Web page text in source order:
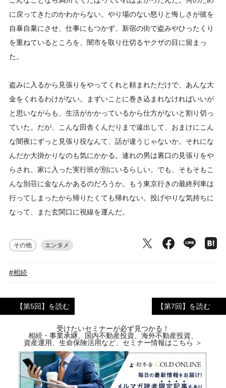
に戻ってきたのかわからない。やり場のない怒りと悔しさが彼を
自暴自棄にさせ、仕事にもつかず、新宿の街で盗みやひったくり
を重ねているところを、闇市を取り仕切るヤクザの目に留まっ
た。
盗みに入るから見張りをやってくれと頼まれただけで、あんな大
金をくれるわけがない。まずいことに巻き込まれなければいいが
と思いながらも、生活がかかっているから仕方がないと割り切っ
ていた。だが、こんな田舎くんだりまで遠出して、おまけにこん
な闇夜にずっと見張り役なんて、話が違うじゃないか。それにな
んだか大掛かりなのも気にかかる。連れの男は裏口の見張りをや
らされ、家に入った実行班が別にいるらしい。でも、そもそもこ
んな別荘に金なんかあるのだろうか。もう東京行きの最終列車は
行ってしまったから帰りたくても帰れない。投げやりな気持ちに
なって、また玄関口に視線を運んだ。
その他 エンタメ
#相続
【第5回】を読む 【第7回】を読む
受けたいセミナーが必ず見つかる！
相続・事業承継、国内不動産投資、海外不動産投資、
資産運用、生命保険活用など、セミナー情報はこちら ＞